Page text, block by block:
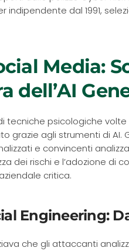
indipendente dal 1991,
Media:
dell’AI
tecniche psicologiche
grazie agli strumenti di
e convincenti
dei rischi e l’adozione di
critica.
Engineering:
che gli attaccanti